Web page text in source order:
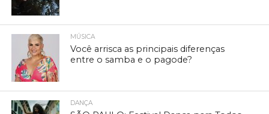
MÚSICA
Você arrisca as principais diferenças
entre o samba e o pagode?
DANÇA